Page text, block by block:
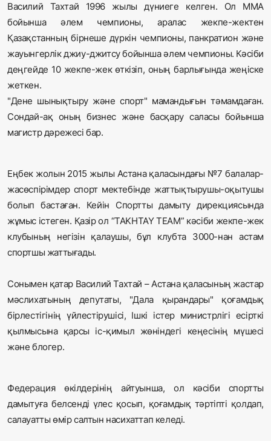
Василий Тахтай 1996 жылы дүниеге келген. Ол ММА
бойынша әлем чемпионы, аралас жекпе-жектен
Қазақстанның бірнеше дүркін чемпионы, панкратион және
жауынгерлік джиу-джитсу бойынша әлем чемпионы. Кәсіби
деңгейде 10 жекпе-жек өткізіп, оның барлығында жеңіске
жеткен.
"Дене шынықтыру және спорт" мамандығын тәмамдаған.
Сондай-ақ оның бизнес және басқару саласы бойынша
магистр дәрежесі бар.
Еңбек жолын 2015 жылы Астана қаласындағы №7 балалар-
жасөспірімдер спорт мектебінде жаттықтырушы-оқытушы
болып бастаған. Кейін Спортты дамыту дирекциясында
жұмыс істеген. Қазір ол “TAKHTAY TEAM” кәсіби жекпе-жек
клубының негізін қалаушы, бұл клубта 3000-нан астам
спортшы жаттығады.
Сонымен қатар Василий Тахтай – Астана қаласының жастар
мәслихатының депутаты, "Дала қырандары" қоғамдық
бірлестігінің үйлестірушісі, Ішкі істер министрлігі есірткі
қылмысына қарсы іс-қимыл жөніндегі кеңесінің мүшесі
және блогер.
Федерация өкілдерінің айтуынша, ол кәсіби спортты
дамытуға белсенді үлес қосып, қоғамдық тәртіпті қолдап,
салауатты өмір салтын насихаттап келеді.